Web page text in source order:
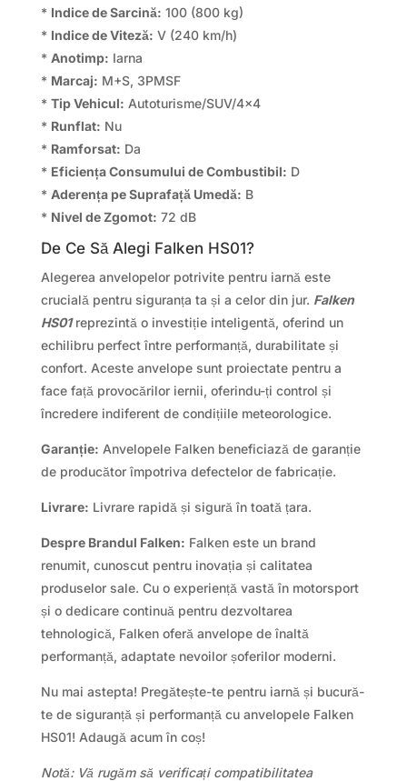
* Indice de Sarcină: 100 (800 kg)
* Indice de Viteză: V (240 km/h)
* Anotimp: Iarna
* Marcaj: M+S, 3PMSF
* Tip Vehicul: Autoturisme/SUV/4×4
* Runflat: Nu
* Ramforsat: Da
* Eficiența Consumului de Combustibil: D
* Aderența pe Suprafață Umedă: B
* Nivel de Zgomot: 72 dB
De Ce Să Alegi Falken HS01?
Alegerea anvelopelor potrivite pentru iarnă este
crucială pentru siguranța ta și a celor din jur. Falken
HS01reprezintă o investiție inteligentă, oferind un
echilibru perfect între performanță, durabilitate și
confort. Aceste anvelope sunt proiectate pentru a
face față provocărilor iernii, oferindu-ți control și
încredere indiferent de condițiile meteorologice.
Garanție: Anvelopele Falken beneficiază de garanție
de producător împotriva defectelor de fabricație.
Livrare: Livrare rapidă și sigură în toată țara.
Despre Brandul Falken: Falken este un brand
renumit, cunoscut pentru inovația și calitatea
produselor sale. Cu o experiență vastă în motorsport
și o dedicare continuă pentru dezvoltarea
tehnologică, Falken oferă anvelope de înaltă
performanță, adaptate nevoilor șoferilor moderni.
Nu mai astepta! Pregătește-te pentru iarnă și bucură-
te de siguranță și performanță cu anvelopele Falken
HS01! Adaugă acum în coș!
Notă: Vă rugăm să verificați compatibilitatea